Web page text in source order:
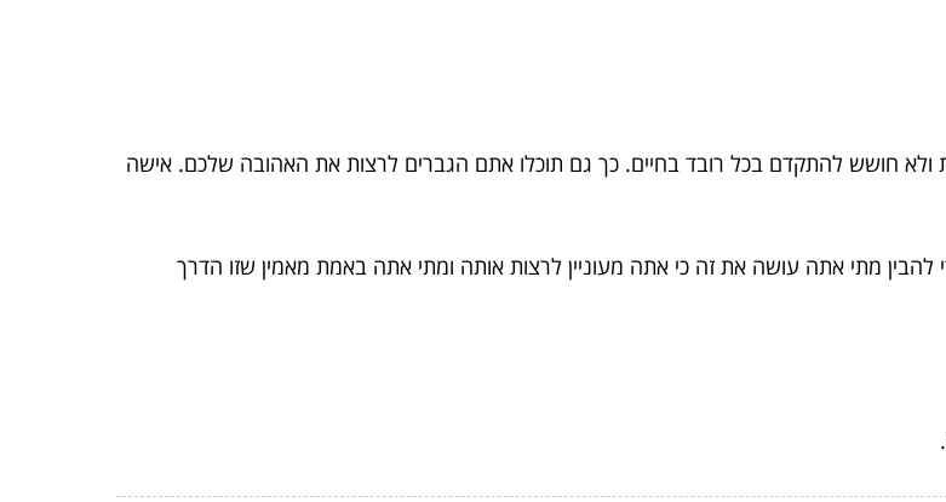
ולא חושש להתקדם בכל רובד בחיים. כך גם תוכלו אתם הגברים לרצות את האהובה שלכם. אישה
מתי אתה עושה את זה כי אתה מעוניין לרצות אותה ומתי אתה באמת מאמין שזו הדרך